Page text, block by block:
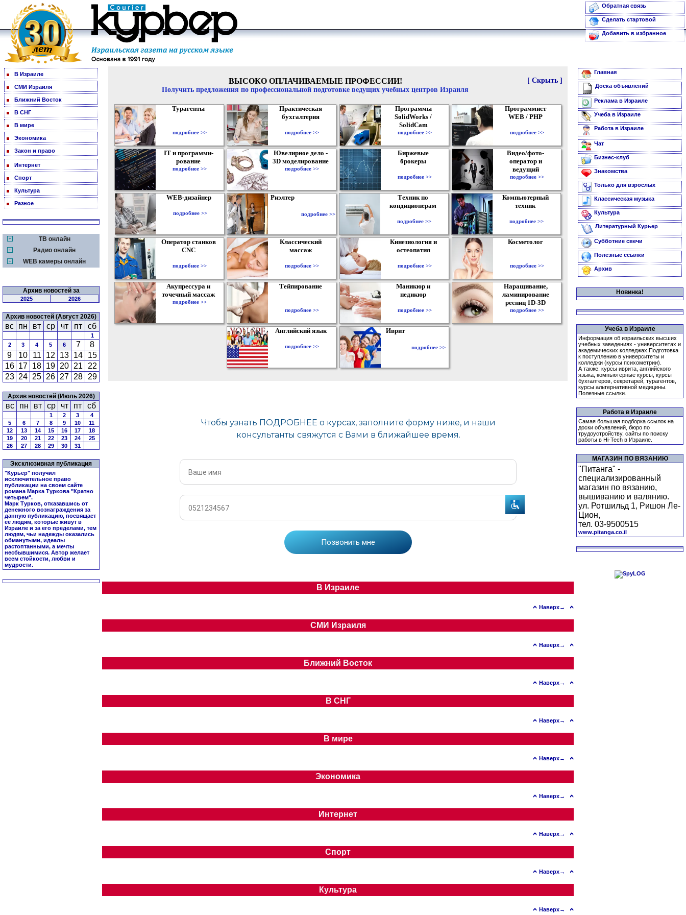
Обратная связь
Сделать стартовой
Добавить в избранное
В Израиле
СМИ Израиля
Ближний Восток
В СНГ
В мире
Экономика
Закон и право
Интернет
Спорт
Культура
Разное
ТВ онлайн
Радио онлайн
WEB камеры онлайн
Архив новостей за
2025 2026
Архив новостей (Август 2026)
вс пн вт ср чт пт сб
1
2
3 4 5 6 7
8
9
10 11 12 13 14
15
16 17 18 19 20 21
22
23 24 25 26 27 28 29
Архив новостей (Июль 2026)
вс пн вт ср чт пт сб
1 2 3
4
5
6 7 8 9 10
11
12
13 14 15 16 17
18
19
20 21 22 23 24
25
26
27 28 29 30 31
Эксклюзивная публикация
"Курьер" получил
исключительное право
публикации на своем сайте
романа Марка Туркова "Кратно
четырем".
Марк Турков, отказавшись от
денежного вознаграждения за
данную публикацию, посвящает
ее людям, которые живут в
Израиле и за его пределами, тем
людям, чьи надежды оказались
обманутыми, идеалы
растоптанными, а мечты
несбывшимися. Автор желает
всем стойкости, любви и
мудрости.
[ Скрыть ]
ВЫСОКО ОПЛАЧИВАЕМЫЕ ПРОФЕССИИ!
Получить предложения по профессиональной подготовке ведущих учебных центров Израиля
Турагенты
подробнее >>
Практическая
бухгалтерия
подробнее >>
Программы
SolidWorks /
SolidCam
подробнее >>
Программист
WEB / PHP
подробнее >>
IT и программи-
рование
подробнее >>
Ювелирное дело -
3D моделирование
подробнее >>
Биржевые
брокеры
подробнее >>
Видео/фото-
оператор и
ведущий
подробнее >>
WEB-дизайнер
подробнее >>
Риэлтер
подробнее >>
Техник по
кондиционерам
подробнее >>
Компьютерный
техник
подробнее >>
Оператор станков
CNC
подробнее >>
Классический
массаж
подробнее >>
Кинезиология и
остеопатия
подробнее >>
Косметолог
подробнее >>
Акупрессура и
точечный массаж
подробнее >>
Тейпирование
подробнее >>
Маникюр и
педикюр
подробнее >>
Наращивание,
ламинирование
ресниц 1D-3D
подробнее >>
Английский язык
подробнее >>
Иврит
подробнее >>
В Израиле
Наверх→
СМИ Израиля
Наверх→
Ближний Восток
Наверх→
В СНГ
Наверх→
В мире
Наверх→
Экономика
Наверх→
Интернет
Наверх→
Спорт
Наверх→
Культура
Наверх→
Главная
Доска объявлений
Реклама в Израиле
Учеба в Израиле
Работа в Израиле
Чат
Бизнес-клуб
Знакомства
Только для взрослых
Классическая музыка
Культура
Литературный Курьер
Субботние свечи
Полезные ссылки
Архив
Новинка!
Учеба в Израиле
Информация об израильских высших
учебных заведениях - университетах и
академических колледжах.Подготовка
к поступлению в университеты и
колледжи (курсы психометрии).
А также: курсы иврита, английского
языка, компьютерные курсы, курсы
бухгалтеров, секретарей, турагентов,
курсы альтернативной медицины.
Полезные ссылки.
Работа в Израиле
Самая большая подборка ссылок на
доски объявлений, бюро по
трудоустройству, сайты по поиску
работы в Hi-Tech в Израиле.
МАГАЗИН ПО ВЯЗАНИЮ
"Питанга" -
специализированный
магазин по вязанию,
вышиванию и валянию.
ул. Ротшильд 1, Ришон Ле-
Цион,
тел. 03-9500515
www.pitanga.co.il